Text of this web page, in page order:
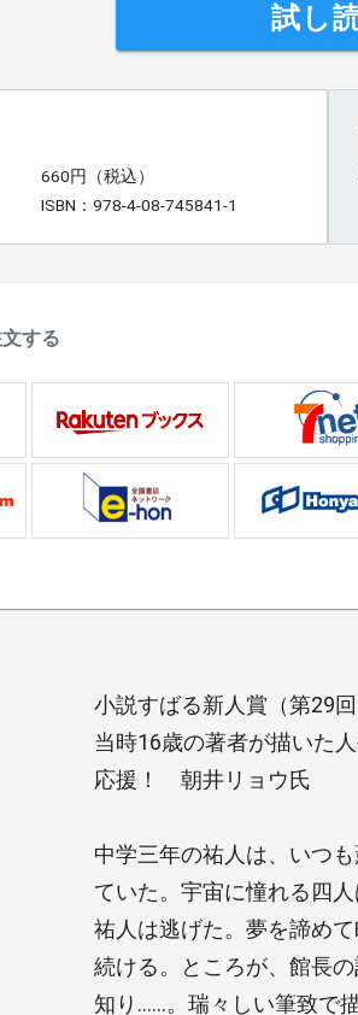
試し
660円（税込）
ISBN：978-4-08-745841-1
する
小説すばる新人賞（第29
当時16歳の著者が描いた
応援！ 朝井リョウ氏
中学三年の祐人は、いつ
ていた。宇宙に憧れる四
祐人は逃げた。夢を諦め
続ける。ところが、館長
知り……。瑞々しい筆致で